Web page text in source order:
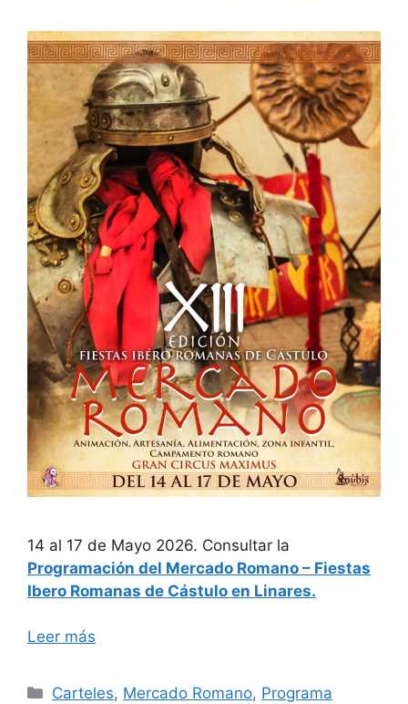
14 al 17 de Mayo 2026. Consultar la
Programación del Mercado Romano – Fiestas
Ibero Romanas de Cástulo en Linares.
Leer más
Categorías
Carteles, Mercado Romano, Programa